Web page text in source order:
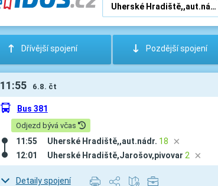
: Dřívější spojení ; Pozdější spojení
11:55 6.8. čt
÷ Bus 381
Odjezd bývá včas
11:55 Uherské Hradiště,,aut.nádr. 18 D
12:01 Uherské Hradiště,Jarošov,pivovar 2 D
Detaily spojení